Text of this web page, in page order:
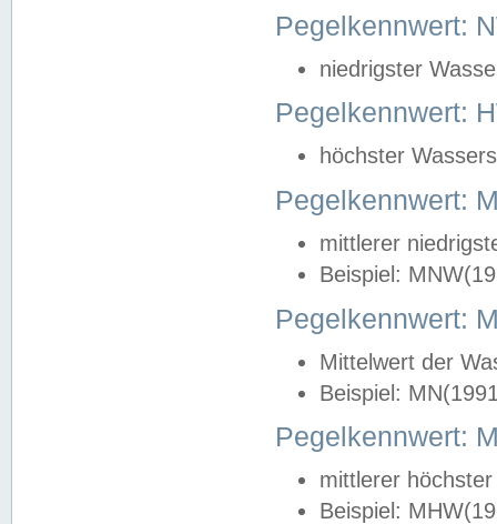
Pegelkennwert:
niedrigster
Pegelkennwert:
höchster
Pegelkennwert:
mittlerer
Beispiel:
Pegelkennwert:
Mittelwert der
Beispiel:
Pegelkennwert:
mittlerer
Beispiel: